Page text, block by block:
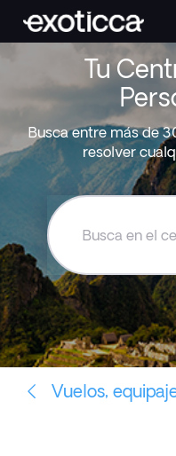
Tu
Busca entre más de
resolver
Busca
el
centro
de
ayuda
de
Exoticca
Vuelos,